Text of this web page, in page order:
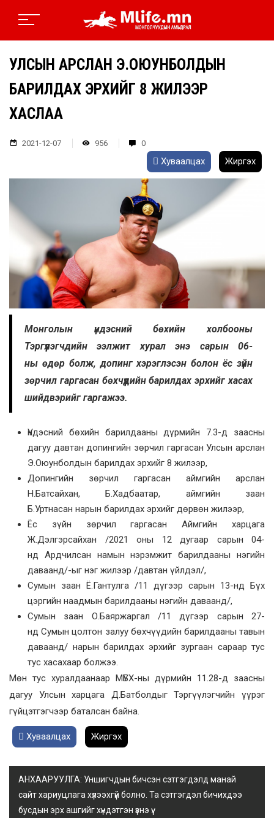
УЛСЫН АРСЛАН Э.ОЮУНБОЛДЫН
БАРИЛДАХ ЭРХИЙГ 8 ЖИЛЭЭР
ХАСЛАА
2021-12-07 956 0
Хуваалцах Жиргэх
Монголын үндэсний бөхийн холбооны
Тэргүүлэгчдийн ээлжит хурал энэ сарын 06-
ны өдөр болж, допинг хэрэглэсэн болон ёс зүйн
зөрчил гаргасан бөхчүүдийн барилдах эрхийг хасах
шийдвэрийг гаргажээ.
Үндэсний бөхийн барилдааны дүрмийн 7.3-д заасны
дагуу давтан допингийн зөрчил гаргасан Улсын арслан
Э.Оюунболдын барилдах эрхийг 8 жилээр,
Допингийн зөрчил гаргасан аймгийн арслан
Н.Батсайхан, Б.Хадбаатар, аймгийн заан
Б.Уртнасан нарын барилдах эрхийг дөрвөн жилээр,
Ёс зүйн зөрчил гаргасан Аймгийн харцага
Ж.Дэлгэрсайхан /2021 оны 12 дугаар сарын 04-
нд Ардчилсан намын нэрэмжит барилдааны нэгийн
даваанд/-ыг нэг жилээр /давтан үйлдэл/,
Сумын заан Ё.Гантулга /11 дүгээр сарын 13-нд Бүх
цэргийн наадмын барилдааны нэгийн даваанд/,
Сумын заан О.Баяржаргал /11 дүгээр сарын 27-
нд Сумын цолтон залуу бөхчүүдийн барилдааны тавын
даваанд/ нарын барилдах эрхийг зургаан сараар тус
тус хасахаар болжээ.
Мөн тус хуралдаанаар МҮБХ-ны дүрмийн 11.28-д заасны
дагуу Улсын харцага Д.Батболдыг Тэргүүлэгчийн үүрэг
гүйцэтгэгчээр баталсан байна.
Хуваалцах Жиргэх
АНХААРУУЛГА: Уншигчдын бичсэн сэтгэгдэлд манай
сайт хариуцлага хүлээхгүй болно. Та сэтгэгдэл бичихдээ
бусдын эрх ашгийг хүндэтгэн үзнэ үү.